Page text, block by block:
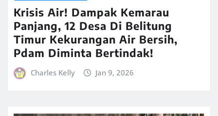
Krisis Air! Dampak Kemarau
Panjang, 12 Desa Di Belitung
Timur Kekurangan Air Bersih,
Pdam Diminta Bertindak!
Charles Kelly Jan 9, 2026